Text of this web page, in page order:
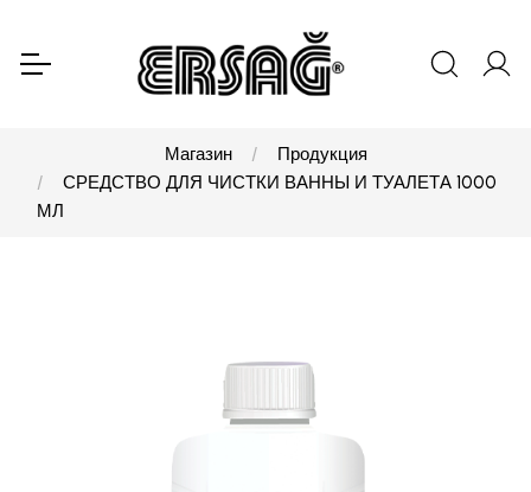
Магазин
Продукция
СРЕДСТВО ДЛЯ ЧИСТКИ ВАННЫ И ТУАЛЕТА 1000
МЛ